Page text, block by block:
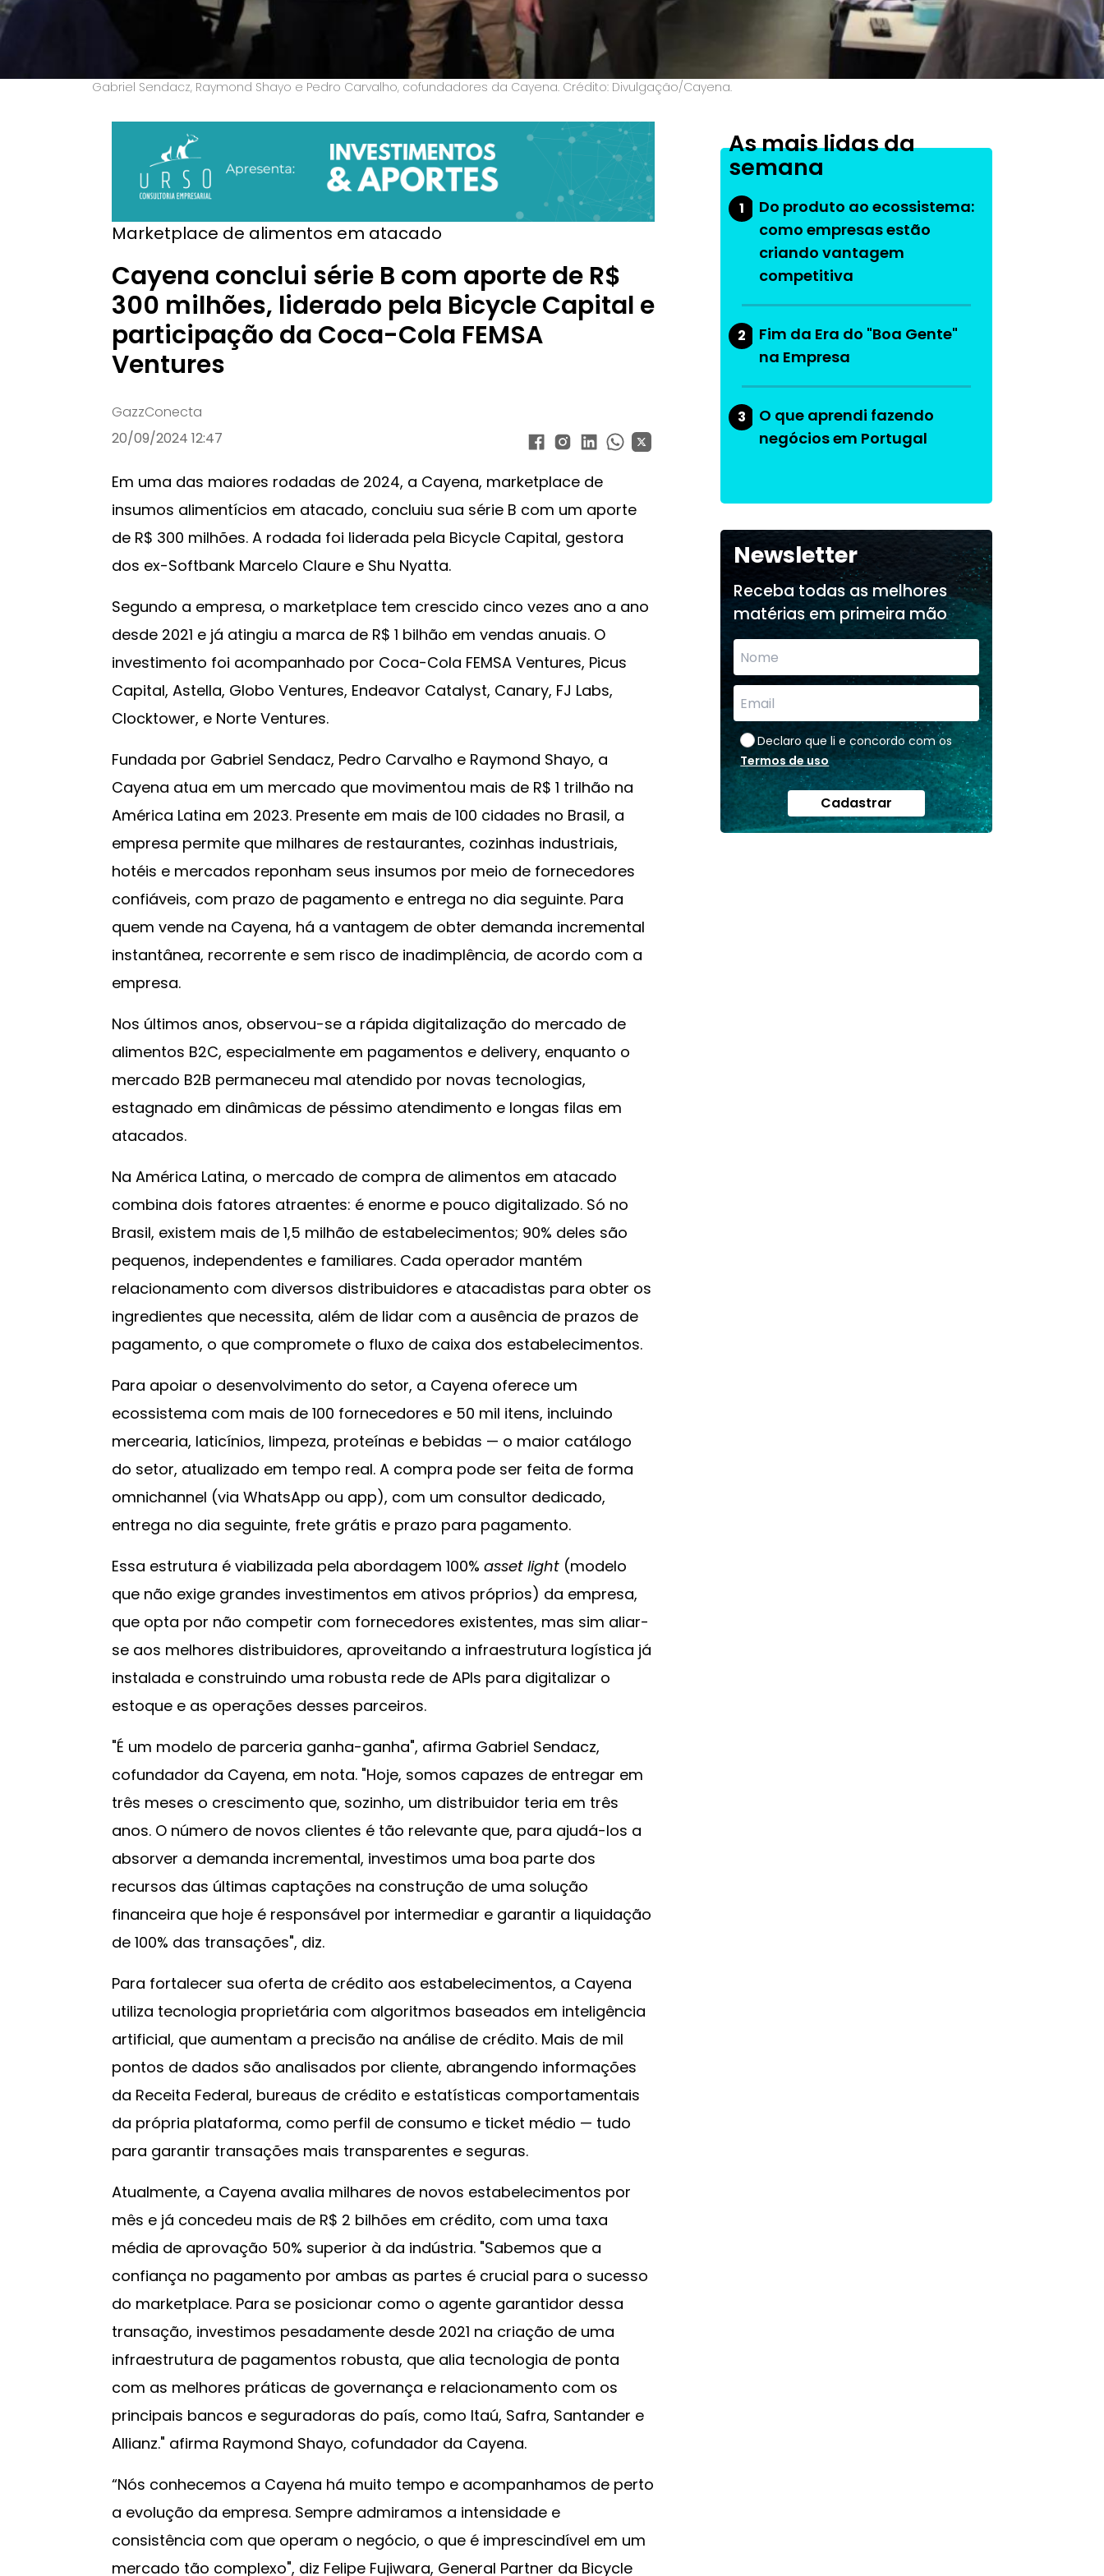
Gabriel Sendacz, Raymond Shayo e Pedro Carvalho, cofundadores da Cayena. Crédito: Divulgação/Cayena.
Marketplace de alimentos em atacado
Cayena conclui série B com aporte de R$
300 milhões, liderado pela Bicycle Capital e
participação da Coca-Cola FEMSA
Ventures
GazzConecta
20/09/2024 12:47
Em uma das maiores rodadas de 2024, a Cayena, marketplace de
insumos alimentícios em atacado, concluiu sua série B com um aporte
de R$ 300 milhões. A rodada foi liderada pela Bicycle Capital, gestora
dos ex-Softbank Marcelo Claure e Shu Nyatta.
Segundo a empresa, o marketplace tem crescido cinco vezes ano a ano
desde 2021 e já atingiu a marca de R$ 1 bilhão em vendas anuais. O
investimento foi acompanhado por Coca-Cola FEMSA Ventures, Picus
Capital, Astella, Globo Ventures, Endeavor Catalyst, Canary, FJ Labs,
Clocktower, e Norte Ventures.
Fundada por Gabriel Sendacz, Pedro Carvalho e Raymond Shayo, a
Cayena atua em um mercado que movimentou mais de R$ 1 trilhão na
América Latina em 2023. Presente em mais de 100 cidades no Brasil, a
empresa permite que milhares de restaurantes, cozinhas industriais,
hotéis e mercados reponham seus insumos por meio de fornecedores
confiáveis, com prazo de pagamento e entrega no dia seguinte. Para
quem vende na Cayena, há a vantagem de obter demanda incremental
instantânea, recorrente e sem risco de inadimplência, de acordo com a
empresa.
Nos últimos anos, observou-se a rápida digitalização do mercado de
alimentos B2C, especialmente em pagamentos e delivery, enquanto o
mercado B2B permaneceu mal atendido por novas tecnologias,
estagnado em dinâmicas de péssimo atendimento e longas filas em
atacados.
Na América Latina, o mercado de compra de alimentos em atacado
combina dois fatores atraentes: é enorme e pouco digitalizado. Só no
Brasil, existem mais de 1,5 milhão de estabelecimentos; 90% deles são
pequenos, independentes e familiares. Cada operador mantém
relacionamento com diversos distribuidores e atacadistas para obter os
ingredientes que necessita, além de lidar com a ausência de prazos de
pagamento, o que compromete o fluxo de caixa dos estabelecimentos.
Para apoiar o desenvolvimento do setor, a Cayena oferece um
ecossistema com mais de 100 fornecedores e 50 mil itens, incluindo
mercearia, laticínios, limpeza, proteínas e bebidas — o maior catálogo
do setor, atualizado em tempo real. A compra pode ser feita de forma
omnichannel (via WhatsApp ou app), com um consultor dedicado,
entrega no dia seguinte, frete grátis e prazo para pagamento.
Essa estrutura é viabilizada pela abordagem 100% asset light (modelo
que não exige grandes investimentos em ativos próprios) da empresa,
que opta por não competir com fornecedores existentes, mas sim aliar-
se aos melhores distribuidores, aproveitando a infraestrutura logística já
instalada e construindo uma robusta rede de APIs para digitalizar o
estoque e as operações desses parceiros.
"É um modelo de parceria ganha-ganha", afirma Gabriel Sendacz,
cofundador da Cayena, em nota. "Hoje, somos capazes de entregar em
três meses o crescimento que, sozinho, um distribuidor teria em três
anos. O número de novos clientes é tão relevante que, para ajudá-los a
absorver a demanda incremental, investimos uma boa parte dos
recursos das últimas captações na construção de uma solução
financeira que hoje é responsável por intermediar e garantir a liquidação
de 100% das transações", diz.
Para fortalecer sua oferta de crédito aos estabelecimentos, a Cayena
utiliza tecnologia proprietária com algoritmos baseados em inteligência
artificial, que aumentam a precisão na análise de crédito. Mais de mil
pontos de dados são analisados por cliente, abrangendo informações
da Receita Federal, bureaus de crédito e estatísticas comportamentais
da própria plataforma, como perfil de consumo e ticket médio — tudo
para garantir transações mais transparentes e seguras.
Atualmente, a Cayena avalia milhares de novos estabelecimentos por
mês e já concedeu mais de R$ 2 bilhões em crédito, com uma taxa
média de aprovação 50% superior à da indústria. "Sabemos que a
confiança no pagamento por ambas as partes é crucial para o sucesso
do marketplace. Para se posicionar como o agente garantidor dessa
transação, investimos pesadamente desde 2021 na criação de uma
infraestrutura de pagamentos robusta, que alia tecnologia de ponta
com as melhores práticas de governança e relacionamento com os
principais bancos e seguradoras do país, como Itaú, Safra, Santander e
Allianz." afirma Raymond Shayo, cofundador da Cayena.
“Nós conhecemos a Cayena há muito tempo e acompanhamos de perto
a evolução da empresa. Sempre admiramos a intensidade e
consistência com que operam o negócio, o que é imprescindível em um
mercado tão complexo", diz Felipe Fujiwara, General Partner da Bicycle
As mais lidas da
semana
1
Do produto ao ecossistema:
como empresas estão
criando vantagem
competitiva
2
Fim da Era do "Boa Gente"
na Empresa
3
O que aprendi fazendo
negócios em Portugal
Newsletter
Receba todas as melhores
matérias em primeira mão
Declaro que li e concordo com os
Termos de uso
Cadastrar